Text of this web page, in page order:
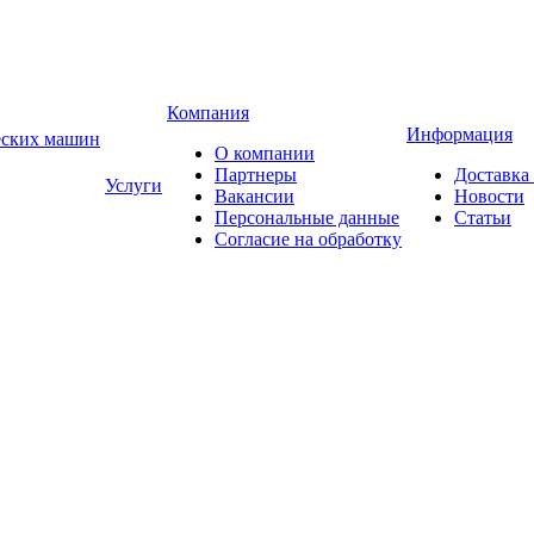
машин
Услуги
Компания
О компании
Партнеры
Вакансии
Персональные данные
Согласие на обработку
Информация
Новости
Статьи